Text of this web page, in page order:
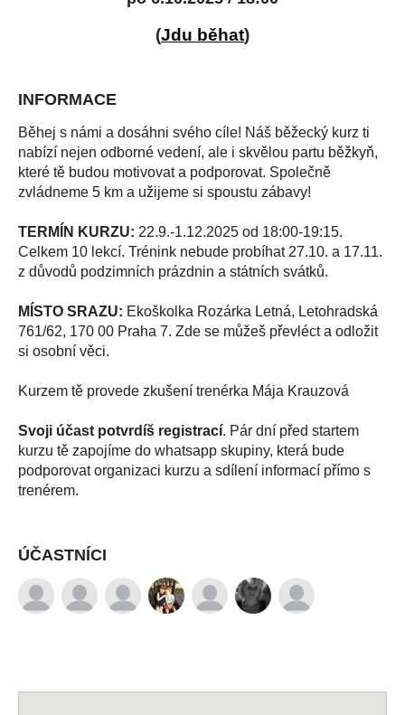
(Jdu běhat)
INFORMACE
Běhej s námi a dosáhni svého cíle! Náš běžecký kurz ti
nabízí nejen odborné vedení, ale i skvělou partu běžkyň,
které tě budou motivovat a podporovat. Společně
zvládneme 5 km a užijeme si spoustu zábavy!
TERMÍN KURZU: 22.9.-1.12.2025 od 18:00-19:15.
Celkem 10 lekcí. Trénink nebude probíhat 27.10. a 17.11.
z důvodů podzimních prázdnin a státních svátků.
MÍSTO SRAZU: Ekoškolka Rozárka Letná, Letohradská
761/62, 170 00 Praha 7. Zde se můžeš převléct a odložit
si osobní věci.
Kurzem tě provede zkušení trenérka Mája Krauzová
Svoji účast potvrdíš registrací. Pár dní před startem
kurzu tě zapojíme do whatsapp skupiny, která bude
podporovat organizaci kurzu a sdílení informací přímo s
trenérem.
ÚČASTNÍCI